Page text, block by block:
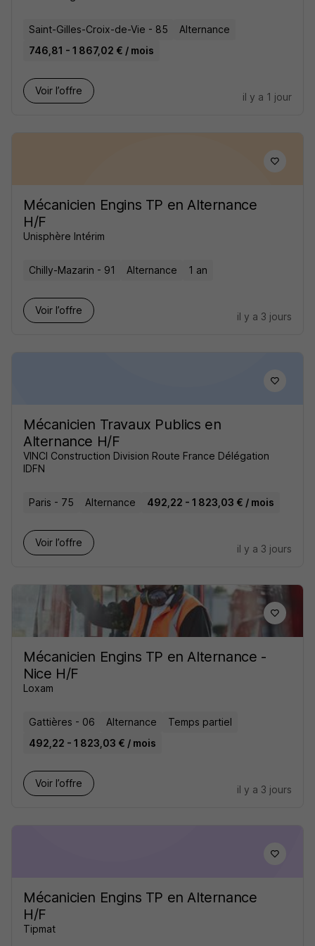
Saint-Gilles-Croix-de-Vie - 85
Alternance
746,81 - 1 867,02 € / mois
Voir l’offre
il y a 1 jour
Mécanicien Engins TP en Alternance
H/F
Unisphère Intérim
Chilly-Mazarin - 91 Alternance 1 an
Voir l’offre
il y a 3 jours
Mécanicien Travaux Publics en
Alternance H/F
VINCI Construction Division Route France Délégation
IDFN
Paris - 75 Alternance 492,22 - 1 823,03 € / mois
Voir l’offre
il y a 3 jours
Mécanicien Engins TP en Alternance -
Nice H/F
Loxam
Gattières - 06 Alternance
Temps partiel
492,22 - 1 823,03 € / mois
Voir l’offre
il y a 3 jours
Mécanicien Engins TP en Alternance
H/F
Tipmat